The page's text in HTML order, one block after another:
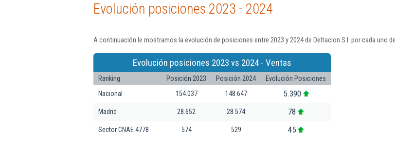
Evolución posiciones 2023 - 2024
A continuación le mostramos la evolución de posiciones entre 2023 y 2024 de Deltaclon S.l. por cada uno
Evolución posiciones 2023 vs 2024 - Ventas
Ranking Posición 2023 Posición 2024
Evolución Posiciones
Nacional
154.037 148.647 5.390
Madrid 28.652 28.574 78
Sector CNAE 4778 574 529 45